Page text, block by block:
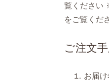
覧ください
をご覧くだ
ご注文
お届